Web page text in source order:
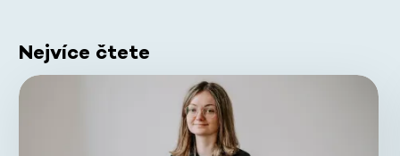
Nejvíce čtete